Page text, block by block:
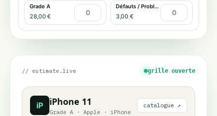
Grade A
28,00 €
Défauts / Problème tactile
3,00 €
// estimate.live grille ouverte
iP iPhone 11
Grade A · Apple · iPhone
catalogue ↗